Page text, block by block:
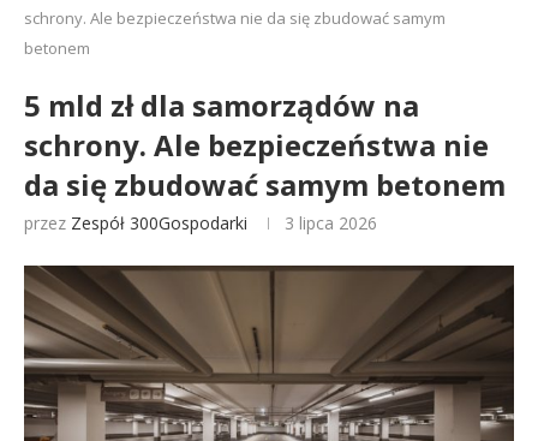
schrony. Ale bezpieczeństwa nie da się zbudować samym
betonem
5 mld zł dla samorządów na
schrony. Ale bezpieczeństwa nie
da się zbudować samym betonem
przez Zespół 300Gospodarki 3 lipca 2026